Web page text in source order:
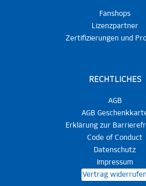
Fanshops
Lizenzpartner
Zertifizierungen und
RECHTLICHES
AGB
AGB
Erklärung zur
Code of Conduct
Datenschutz
Impressum
Vertrag widerrufen